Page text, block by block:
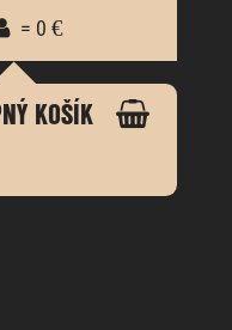
= 0 €
KOŠÍK